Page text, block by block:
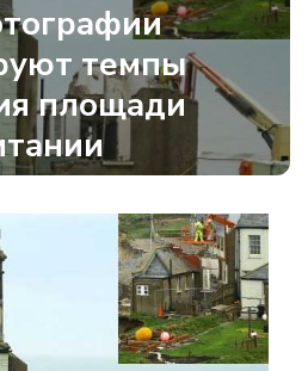
темпы
площади